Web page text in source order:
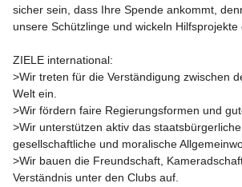
sicher sein, dass Ihre Spende ankommt,
unsere Schützlinge und wickeln Hilfsprojekte
ZIELE international:
>Wir treten für die Verständigung zwischen
Welt ein.
>Wir fördern faire Regierungsformen und
>Wir unterstützen aktiv das
gesellschaftliche und moralische
>Wir bauen die Freundschaft,
Verständnis unter den Clubs auf.